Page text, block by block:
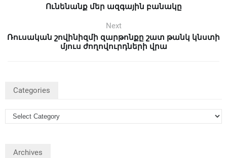
Ունենանք մեր ազգային բանակը
Next
Ռուսական շովինիզմի զարթոնքը շատ թանկ կնստի
մյուս ժողովուրդների վրա
Categories
Archives